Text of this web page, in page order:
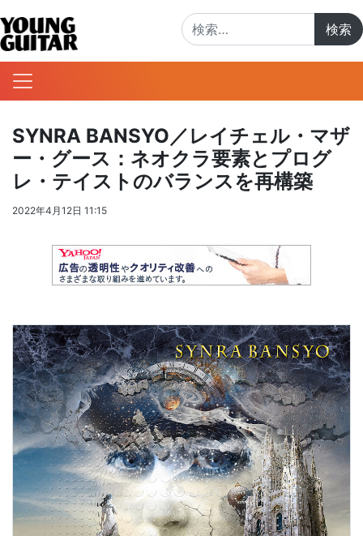
SYNRA BANSYO／レイチェル・マザ
ー・グース：ネオクラ要素とプログ
レ・テイストのバランスを再構築
2022年4月12日 11:15